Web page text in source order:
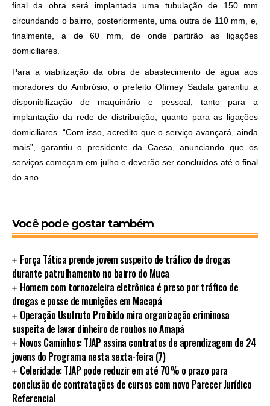
final da obra será implantada uma tubulação de 150 mm
circundando o bairro, posteriormente, uma outra de 110 mm, e,
finalmente, a de 60 mm, de onde partirão as ligações
domiciliares.
Para a viabilização da obra de abastecimento de água aos
moradores do Ambrósio, o prefeito Ofirney Sadala garantiu a
disponibilização de maquinário e pessoal, tanto para a
implantação da rede de distribuição, quanto para as ligações
domiciliares. “Com isso, acredito que o serviço avançará, ainda
mais”, garantiu o presidente da Caesa, anunciando que os
serviços começam em julho e deverão ser concluídos até o final
do ano.
Você pode gostar também
Força Tática prende jovem suspeito de tráfico de drogas
durante patrulhamento no bairro do Muca
Homem com tornozeleira eletrônica é preso por tráfico de
drogas e posse de munições em Macapá
Operação Usufruto Proibido mira organização criminosa
suspeita de lavar dinheiro de roubos no Amapá
Novos Caminhos: TJAP assina contratos de aprendizagem de 24
jovens do Programa nesta sexta-feira (7)
Celeridade: TJAP pode reduzir em até 70% o prazo para
conclusão de contratações de cursos com novo Parecer Jurídico
Referencial